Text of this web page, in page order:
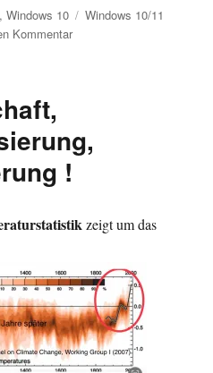
,Windows 10 Schlagwörter
Windows 10/11
Kommentarzu
Windows
!
zeigt um das